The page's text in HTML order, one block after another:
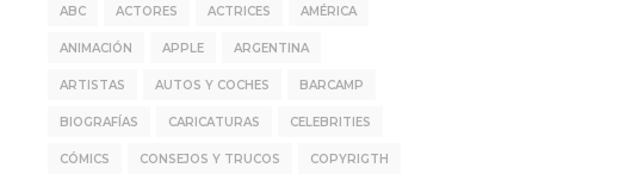
ABC ACTORES ACTRICES AMÉRICA
ANIMACIÓN APPLE ARGENTINA
ARTISTAS AUTOS Y COCHES BARCAMP
BIOGRAFÍAS CARICATURAS CELEBRITIES
CÓMICS CONSEJOS Y TRUCOS COPYRIGTH